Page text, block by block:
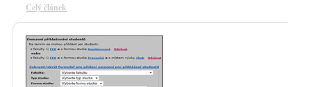
Celý článek